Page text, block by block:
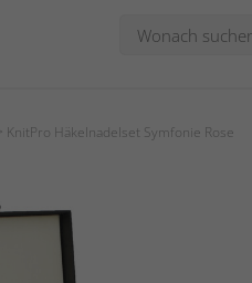
> KnitPro Häkelnadelset Symfonie Rose